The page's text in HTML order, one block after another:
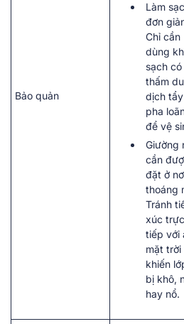
Bảo quản
Làm
đơn
Chỉ cần
dùng
sạch có
thấm
dịch
pha
để vệ
Giường
cần
đặt ở
thoáng
Tránh
xúc trực
tiếp với
mặt trời
khiến
bị khô,
hay nổ.